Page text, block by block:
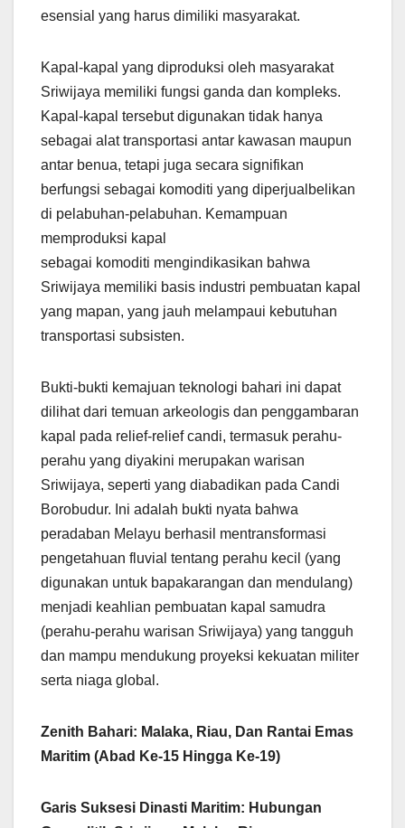
esensial yang harus dimiliki masyarakat.
Kapal-kapal yang diproduksi oleh masyarakat
Sriwijaya memiliki fungsi ganda dan kompleks.
Kapal-kapal tersebut digunakan tidak hanya
sebagai alat transportasi antar kawasan maupun
antar benua, tetapi juga secara signifikan
berfungsi sebagai komoditi yang diperjualbelikan
di pelabuhan-pelabuhan. Kemampuan
memproduksi kapal
sebagai komoditi mengindikasikan bahwa
Sriwijaya memiliki basis industri pembuatan kapal
yang mapan, yang jauh melampaui kebutuhan
transportasi subsisten.
Bukti-bukti kemajuan teknologi bahari ini dapat
dilihat dari temuan arkeologis dan penggambaran
kapal pada relief-relief candi, termasuk perahu-
perahu yang diyakini merupakan warisan
Sriwijaya, seperti yang diabadikan pada Candi
Borobudur. Ini adalah bukti nyata bahwa
peradaban Melayu berhasil mentransformasi
pengetahuan fluvial tentang perahu kecil (yang
digunakan untuk bapakarangan dan mendulang)
menjadi keahlian pembuatan kapal samudra
(perahu-perahu warisan Sriwijaya) yang tangguh
dan mampu mendukung proyeksi kekuatan militer
serta niaga global.
Zenith Bahari: Malaka, Riau, Dan Rantai Emas
Maritim (Abad Ke-15 Hingga Ke-19)
Garis Suksesi Dinasti Maritim: Hubungan